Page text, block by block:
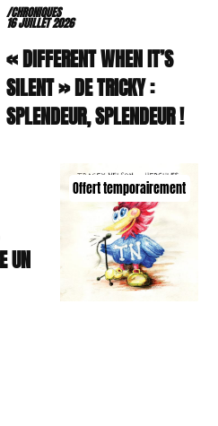
/CHRONIQUES
16 JUILLET 2026
« DIFFERENT WHEN IT’S
SILENT » DE TRICKY :
SPLENDEUR, SPLENDEUR !
Offert temporairement
UN